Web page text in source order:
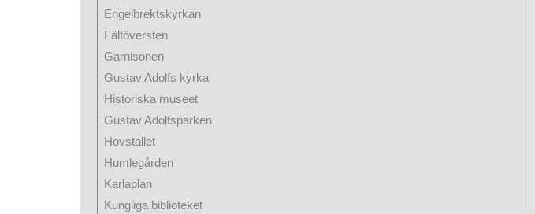
Engelbrektskyrkan
Fältöversten
Garnisonen
Gustav Adolfs kyrka
Historiska museet
Gustav Adolfsparken
Hovstallet
Humlegården
Karlaplan
Kungliga biblioteket